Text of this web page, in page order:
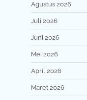
Agustus 2026
Juli 2026
Juni 2026
Mei 2026
April 2026
Maret 2026